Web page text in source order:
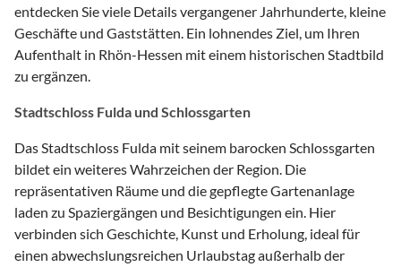
entdecken Sie viele Details vergangener Jahrhunderte, kleine
Geschäfte und Gaststätten. Ein lohnendes Ziel, um Ihren
Aufenthalt in Rhön-Hessen mit einem historischen Stadtbild
zu ergänzen.
Stadtschloss Fulda und Schlossgarten
Das Stadtschloss Fulda mit seinem barocken Schlossgarten
bildet ein weiteres Wahrzeichen der Region. Die
repräsentativen Räume und die gepflegte Gartenanlage
laden zu Spaziergängen und Besichtigungen ein. Hier
verbinden sich Geschichte, Kunst und Erholung, ideal für
einen abwechslungsreichen Urlaubstag außerhalb der